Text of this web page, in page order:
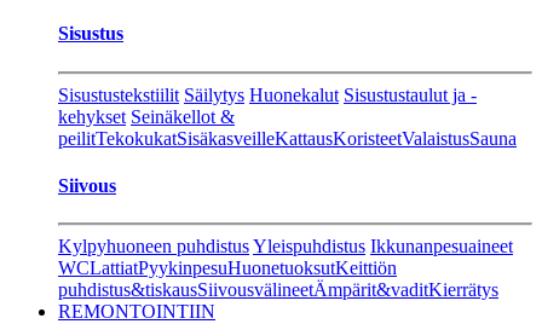
Sisustus
Sisustustekstiilit Säilytys Huonekalut Sisustustaulut ja -
kehykset Seinäkellot &
peilitTekokukatSisäkasveilleKattausKoristeetValaistusSauna
Siivous
Kylpyhuoneen puhdistusYleispuhdistus Ikkunanpesuaineet
WCLattiatPyykinpesuHuonetuoksutKeittiön
puhdistus&tiskausSiivousvälineetÄmpärit&vaditKierrätys
REMONTOINTIIN